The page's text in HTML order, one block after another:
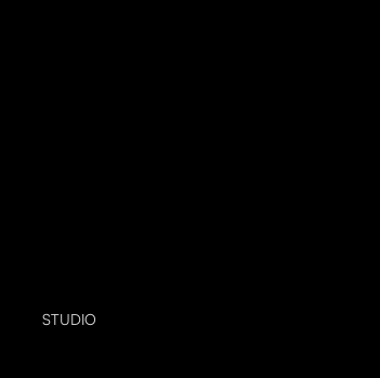
STUDIO